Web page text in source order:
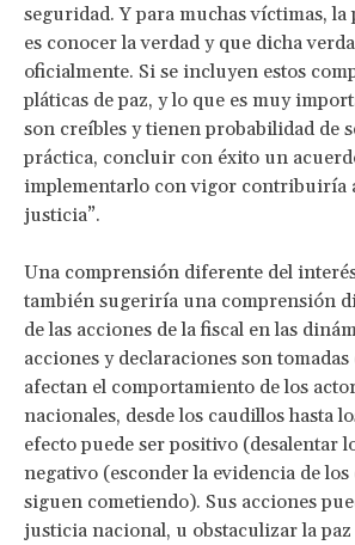
seguridad. Y para muchas víctimas,
es conocer la verdad y que dicha
oficialmente. Si se incluyen estos
pláticas de paz, y lo que es muy
son creíbles y tienen probabilidad de
práctica, concluir con éxito un
implementarlo con vigor contribuiría
justicia”.
Una comprensión diferente del
también sugeriría una comprensión
de las acciones de la fiscal en las
acciones y declaraciones son
afectan el comportamiento de los
nacionales, desde los caudillos hasta
efecto puede ser positivo (desalentar
negativo (esconder la evidencia de
siguen cometiendo). Sus acciones
justicia nacional, u obstaculizar la paz